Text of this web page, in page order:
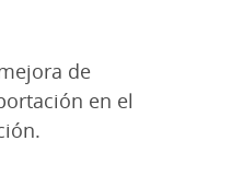
de
en el